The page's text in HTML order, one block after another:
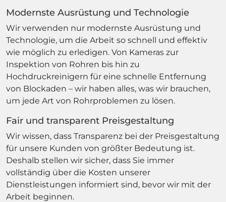
Modernste Ausrüstung und Technologie
Wir verwenden nur modernste Ausrüstung und
Technologie, um die Arbeit so schnell und effektiv
wie möglich zu erledigen. Von Kameras zur
Inspektion von Rohren bis hin zu
Hochdruckreinigern für eine schnelle Entfernung
von Blockaden – wir haben alles, was wir brauchen,
um jede Art von Rohrproblemen zu lösen.
Fair und transparent Preisgestaltung
Wir wissen, dass Transparenz bei der Preisgestaltung
für unsere Kunden von größter Bedeutung ist.
Deshalb stellen wir sicher, dass Sie immer
vollständig über die Kosten unserer
Dienstleistungen informiert sind, bevor wir mit der
Arbeit beginnen.